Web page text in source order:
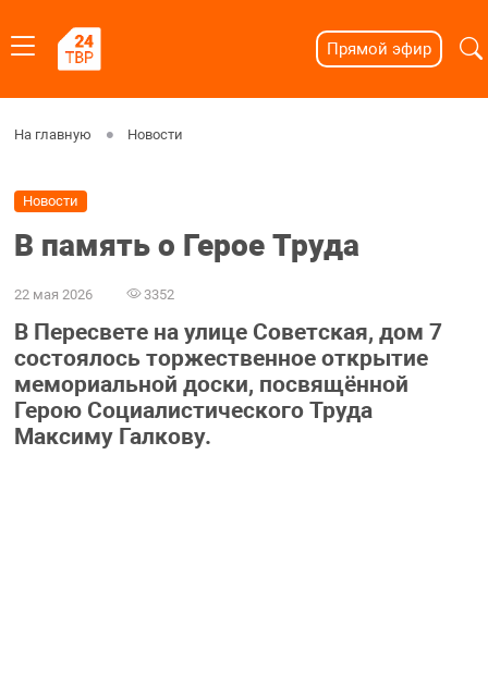
Прямой эфир
На главную Новости
Новости
В память о Герое Труда
22 мая 2026 3352
В Пересвете на улице Советская, дом 7
состоялось торжественное открытие
мемориальной доски, посвящённой
Герою Социалистического Труда
Максиму Галкову.